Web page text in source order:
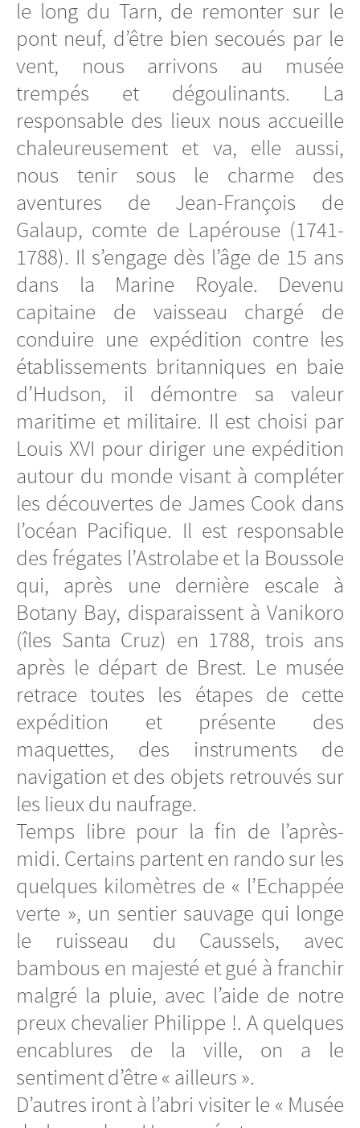
le long du Tarn, de remonter sur le
pont neuf, d’être bien secoués par le
vent, nous arrivons au musée
trempés et dégoulinants. La
responsable des lieux nous accueille
chaleureusement et va, elle aussi,
nous tenir sous le charme des
aventures de Jean-François de
Galaup, comte de Lapérouse (1741-
1788). Il s’engage dès l’âge de 15 ans
dans la Marine Royale. Devenu
capitaine de vaisseau chargé de
conduire une expédition contre les
établissements britanniques en baie
d’Hudson, il démontre sa valeur
maritime et militaire. Il est choisi par
Louis XVI pour diriger une expédition
autour du monde visant à compléter
les découvertes de James Cook dans
l’océan Pacifique. Il est responsable
des frégates l’Astrolabe et la Boussole
qui, après une dernière escale à
Botany Bay, disparaissent à Vanikoro
(îles Santa Cruz) en 1788, trois ans
après le départ de Brest. Le musée
retrace toutes les étapes de cette
expédition et présente des
maquettes, des instruments de
navigation et des objets retrouvés sur
les lieux du naufrage.
Temps libre pour la fin de l’après-
midi. Certains partent en rando sur les
quelques kilomètres de « l’Echappée
verte », un sentier sauvage qui longe
le ruisseau du Caussels, avec
bambous en majesté et gué à franchir
malgré la pluie, avec l’aide de notre
preux chevalier Philippe !. A quelques
encablures de la ville, on a le
sentiment d’être « ailleurs ».
D’autres iront à l’abri visiter le « Musée